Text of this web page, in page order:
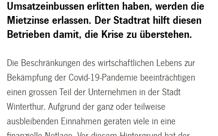
Umsatzeinbussen erlitten haben, werden die
Mietzinse erlassen. Der Stadtrat hilft diesen
Betrieben damit, die Krise zu überstehen.
Die Beschränkungen des wirtschaftlichen Lebens zur
Bekämpfung der Covid-19-Pandemie beeinträchtigen
einen grossen Teil der Unternehmen in der Stadt
Winterthur. Aufgrund der ganz oder teilweise
ausbleibenden Einnahmen geraten viele in eine